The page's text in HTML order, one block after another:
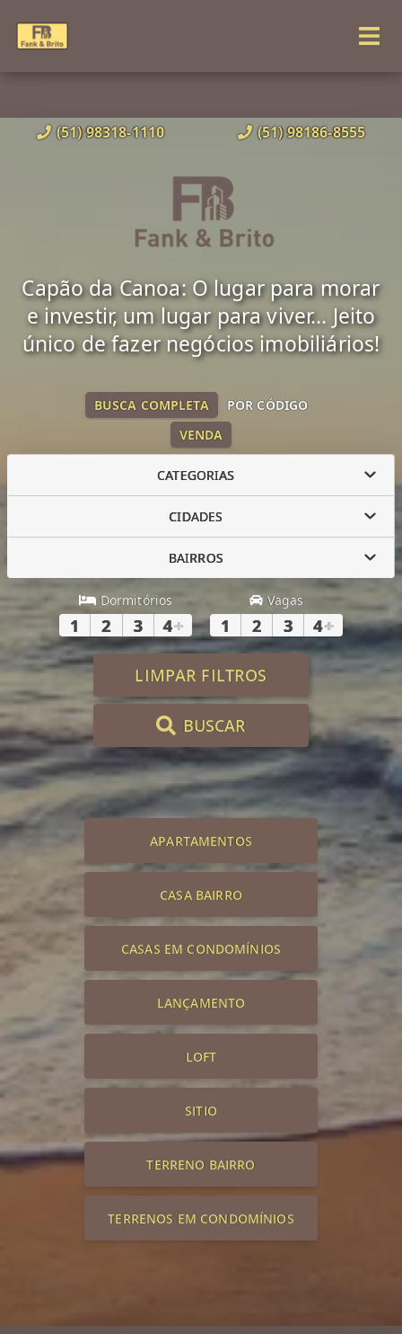
(51) 98318-1110 (51) 98186-8555
Capão da Canoa: O lugar para morar
e investir, um lugar para viver... Jeito
único de fazer negócios imobiliários!
VENDA
BUSCA COMPLETA POR CÓDIGO
CATEGORIAS
CIDADES
BAIRROS
Dormitórios
1 2 3 4+
Vagas
1 2 3 4+
LIMPAR FILTROS
BUSCAR
APARTAMENTOS
CASA BAIRRO
CASAS EM CONDOMÍNIOS
LANÇAMENTO
LOFT
SITIO
TERRENO BAIRRO
TERRENOS EM CONDOMÍNIOS